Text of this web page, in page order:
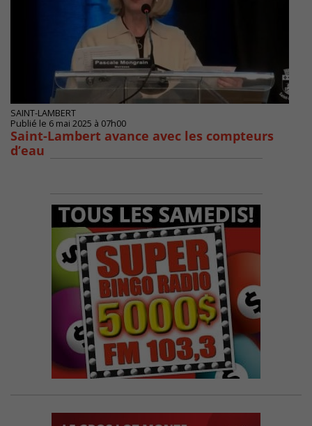
SAINT-LAMBERT
Publié le 6 mai 2025 à 07h00
Saint-Lambert avance avec les compteurs
d’eau